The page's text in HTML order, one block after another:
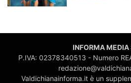
INFORMA MEDIA
P.IVA: 02378340513 - Numero
Valdichianainforma.it è un